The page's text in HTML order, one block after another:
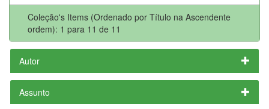
Coleção's Items (Ordenado por Título na Ascendente
ordem): 1 para 11 de 11
Autor
Assunto